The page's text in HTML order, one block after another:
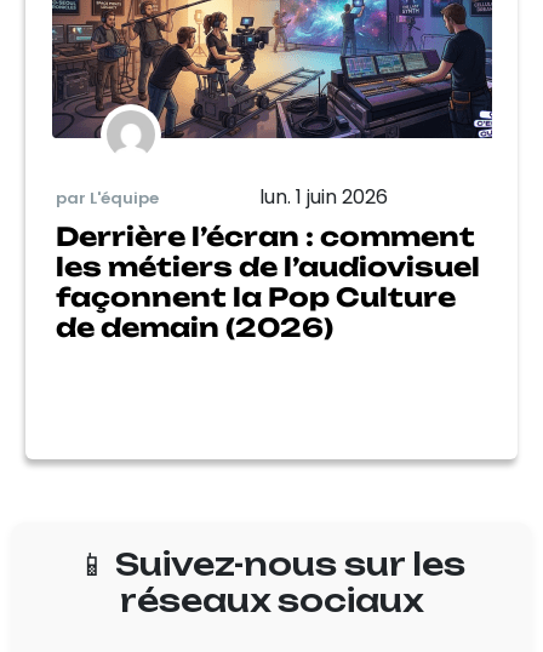
par L'équipe lun. 1 juin 2026
Derrière l’écran : comment
les métiers de l’audiovisuel
façonnent la Pop Culture
de demain (2026)
📱 Suivez-nous sur les
réseaux sociaux